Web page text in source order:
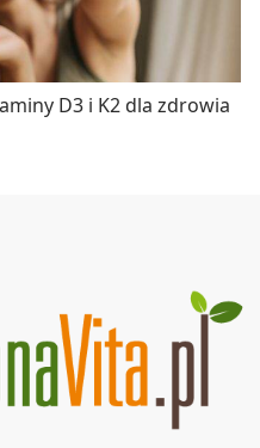
D3 i K2 dla zdrowia